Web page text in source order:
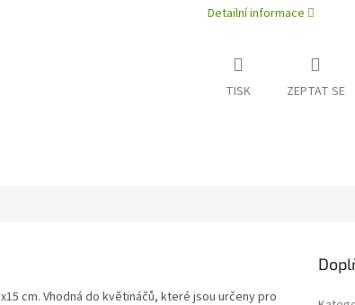
Detailní informace
TISK ZEPTAT SE
cm. Vhodná do květináčů, které jsou určeny pro